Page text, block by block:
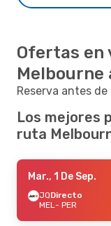
Ofertas en
Melbourne
Reserva antes
Los mejores
ruta
Mar., 1 De Sep.
JQDirecto
MEL- PER